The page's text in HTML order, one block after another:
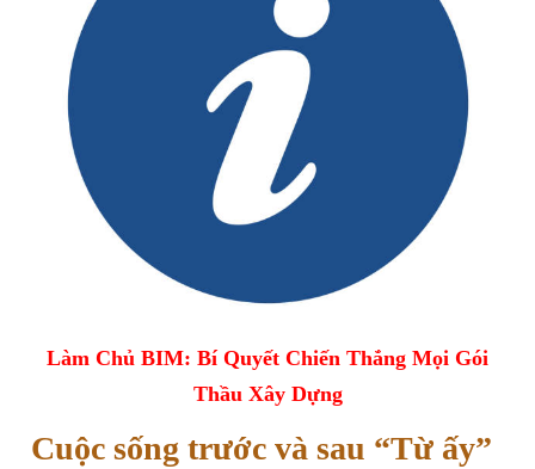
Làm Chủ BIM: Bí Quyết Chiến Thắng Mọi Gói
Thầu Xây Dựng
Cuộc sống trước và sau “Từ ấy”